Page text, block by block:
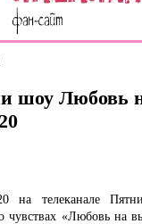
шоу Любовь
на телеканале
чувствах «Любовь на